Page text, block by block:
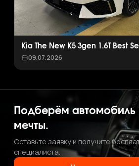
Kia The New K5 3gen 1.6T Best
09.07.2026
Подберём автомобиль
мечты.
Оставьте заявку и получите
специалиста.